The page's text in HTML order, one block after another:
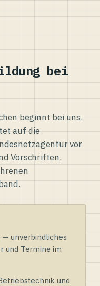
bei
beginnt bei uns.
auf die
vor
Vorschriften,
unverbindliches
und Termine im
und